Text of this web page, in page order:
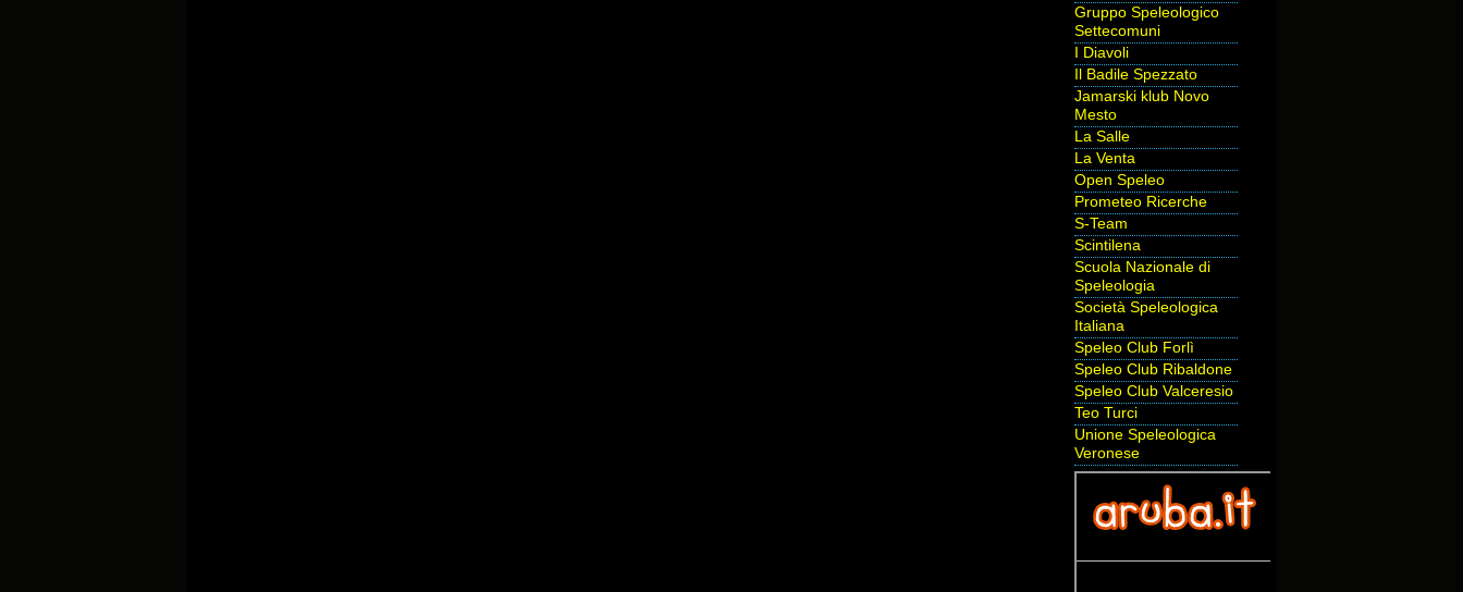
Gruppo Speleologico
Settecomuni
I Diavoli
Il Badile Spezzato
Jamarski klub Novo
Mesto
La Salle
La Venta
Open Speleo
Prometeo Ricerche
S-Team
Scintilena
Scuola Nazionale di
Speleologia
Società Speleologica
Italiana
Speleo Club Forlì
Speleo Club Ribaldone
Speleo Club Valceresio
Teo Turci
Unione Speleologica
Veronese